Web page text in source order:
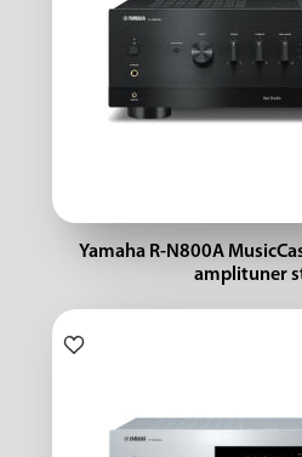
Yamaha R-N800A
amplituner